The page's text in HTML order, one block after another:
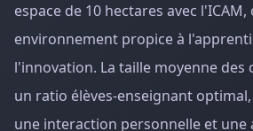
espace de 10 hectares avec
environnement propice à
l'innovation. La taille moyenne des
un ratio élèves-enseignant
une interaction personnelle et une